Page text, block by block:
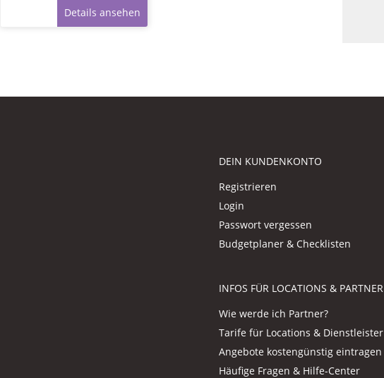
Details ansehen
DEIN KUNDENKONTO
Registrieren
Login
Passwort vergessen
Budgetplaner & Checklisten
INFOS FÜR LOCATIONS & PARTNER
Wie werde ich Partner?
Tarife für Locations & Dienstleister
Angebote kostengünstig eintragen
Häufige Fragen & Hilfe-Center